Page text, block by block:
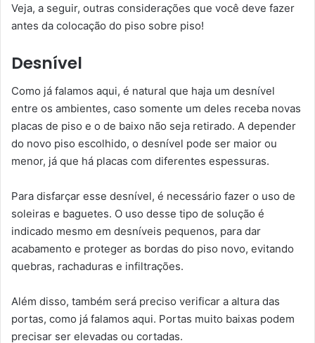
Veja, a seguir, outras considerações que você deve fazer
antes da colocação do piso sobre piso!
Desnível
Como já falamos aqui, é natural que haja um desnível
entre os ambientes, caso somente um deles receba novas
placas de piso e o de baixo não seja retirado. A depender
do novo piso escolhido, o desnível pode ser maior ou
menor, já que há placas com diferentes espessuras.
Para disfarçar esse desnível, é necessário fazer o uso de
soleiras e baguetes. O uso desse tipo de solução é
indicado mesmo em desníveis pequenos, para dar
acabamento e proteger as bordas do piso novo, evitando
quebras, rachaduras e infiltrações.
Além disso, também será preciso verificar a altura das
portas, como já falamos aqui. Portas muito baixas podem
precisar ser elevadas ou cortadas.